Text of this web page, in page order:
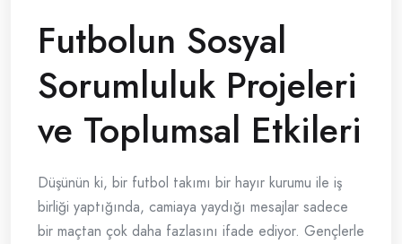
Futbolun Sosyal
Sorumluluk Projeleri
ve Toplumsal Etkileri
Düşünün ki, bir futbol takımı bir hayır kurumu ile iş
birliği yaptığında, camiaya yaydığı mesajlar sadece
bir maçtan çok daha fazlasını ifade ediyor. Gençlerle